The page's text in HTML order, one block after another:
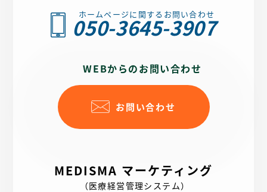
ホームページに関するお問い合わせ
050-3645-3907
WEBからのお問い合わせ
お問い合わせ
MEDISMA マーケティング
（医療経営管理システム）